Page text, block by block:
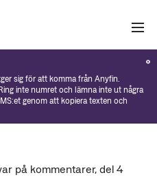
sig för att komma från Anyfin.
inte numret och lämna inte ut några
genom att kopiera texten och
på kommentarer, del 4